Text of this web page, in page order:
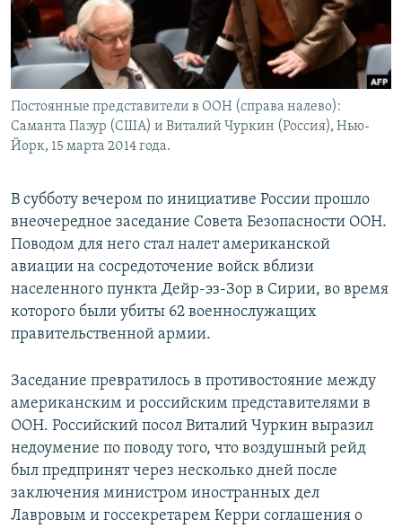
Постоянные представители в ООН (справа налево):
Саманта Паэур (США) и Виталий Чуркин (Россия), Нью-
Йорк, 15 марта 2014 года.
В субботу вечером по инициативе России прошло
внеочередное заседание Совета Безопасности ООН.
Поводом для него стал налет американской
авиации на сосредоточение войск вблизи
населенного пункта Дейр-эз-Зор в Сирии, во время
которого были убиты 62 военнослужащих
правительственной армии.
Заседание превратилось в противостояние между
американским и российским представителями в
ООН. Российский посол Виталий Чуркин выразил
недоумение по поводу того, что воздушный рейд
был предпринят через несколько дней после
заключения министром иностранных дел
Лавровым и госсекретарем Керри соглашения о